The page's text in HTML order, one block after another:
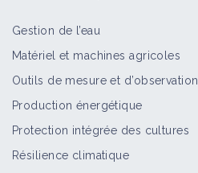
Gestion de l’eau
Matériel et machines agricoles
Outils de mesure et d’observation
Production énergétique
Protection intégrée des cultures
Résilience climatique